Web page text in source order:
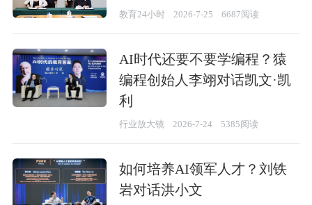
教育24小时 2026-7-25 6687阅读
AI时代还要不要学编程？猿
编程创始人李翊对话凯文·凯
利
行业放大镜 2026-7-24 5385阅读
如何培养AI领军人才？刘铁
岩对话洪小文